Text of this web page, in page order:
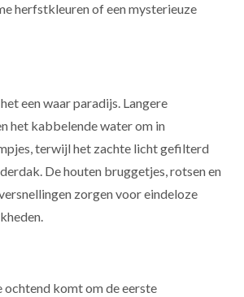
herfstkleuren of een mysterieuze
een waar paradijs. Langere
het kabbelende water om in
terwijl het zachte licht gefilterd
De houten bruggetjes, rotsen en
zorgen voor eindeloze
ochtend komt om de eerste